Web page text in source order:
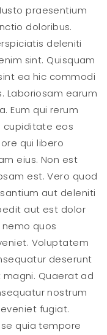
praesentium
doloribus.
deleniti
sint. Quisquam
ea hic commodi
Laboriosam earum
Eum qui rerum
cupiditate eos
qui libero
eius. Non est
est. Vero quod
aut deleniti
aut est dolor
quos
Voluptatem
deserunt
Quaerat ad
nostrum
fugiat.
quia tempore